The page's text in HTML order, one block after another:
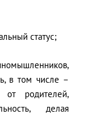
статус;
в том числе –
от родителей,
делая